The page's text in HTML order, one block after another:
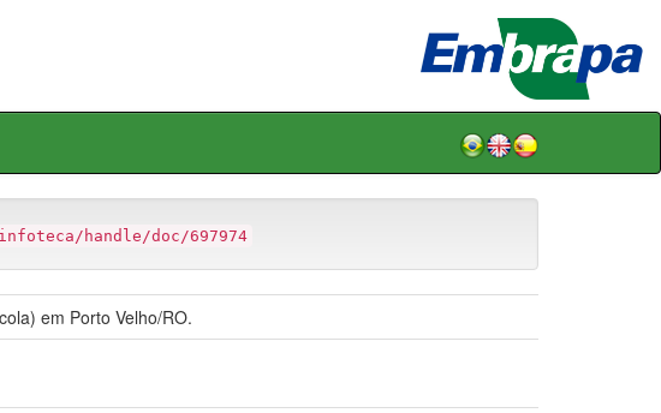
handle/doc/697974
em Porto Velho/RO.